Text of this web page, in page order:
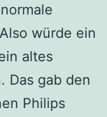
würde ein
altes
Das gab den
Philips